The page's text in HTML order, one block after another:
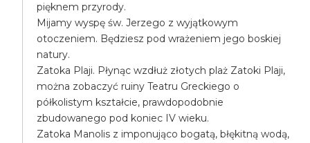
pięknem przyrody.
Mijamy wyspę św. Jerzego z wyjątkowym
otoczeniem. Będziesz pod wrażeniem jego boskiej
natury.
Zatoka Plaji. Płynąc wzdłuż złotych plaż Zatoki Plaji,
można zobaczyć ruiny Teatru Greckiego o
półkolistym kształcie, prawdopodobnie
zbudowanego pod koniec IV wieku.
Zatoka Manolis z imponująco bogatą, błękitną wodą,